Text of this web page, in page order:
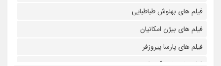
فیلم های بهنوش طباطبایی
فیلم های بیژن امکانیان
فیلم های پارسا پیروزفر